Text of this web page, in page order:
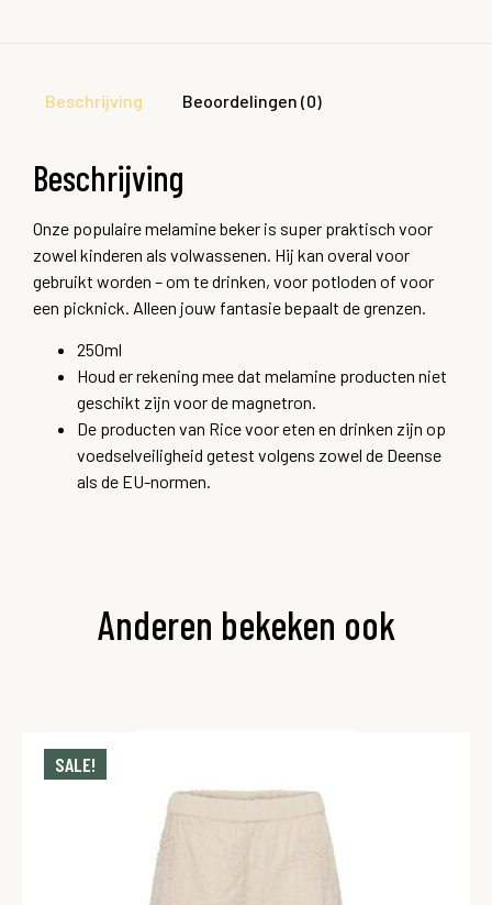
Beschrijving Beoordelingen (0)
Beschrijving
Onze populaire melamine beker is super praktisch voor
zowel kinderen als volwassenen. Hij kan overal voor
gebruikt worden – om te drinken, voor potloden of voor
een picknick. Alleen jouw fantasie bepaalt de grenzen.
250ml
Houd er rekening mee dat melamine producten niet
geschikt zijn voor de magnetron.
De producten van Rice voor eten en drinken zijn op
voedselveiligheid getest volgens zowel de Deense
als de EU-normen.
Anderen bekeken ook
SALE!